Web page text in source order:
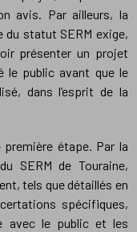
avis. Par ailleurs, la
du statut SERM exige,
présenter un projet
le public avant que le
dans l’esprit de la
étape. Par la
SERM de Touraine,
tels que détaillés en
spécifiques,
avec le public et les